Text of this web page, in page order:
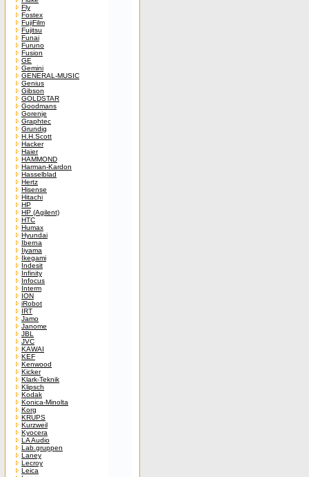
Fly
Fostex
FujiFilm
Fujitsu
Funai
Furuno
Fusion
GE
Gemini
GENERAL-MUSIC
Genius
Gibson
GOLDSTAR
Goodmans
Gorenje
Graphtec
Grundig
H.H.Scott
Hacker
Haier
HAMMOND
Harman-Kardon
Hasselblad
Hertz
Hisense
Hitachi
HP
HP (Agilent)
HTC
Humax
Hyundai
Iberna
Iiyama
Ikegami
Indesit
Infinity
Infocus
Interm
ION
iRobot
IRT
Jamo
Janome
JBL
JVC
KAWAI
KEF
Kenwood
Kicker
Klark-Teknik
Klipsch
Kodak
Konica-Minolta
Korg
KRUPS
Kurzweil
Kyocera
LA Audio
Lab.gruppen
Laney
Lecroy
Leica